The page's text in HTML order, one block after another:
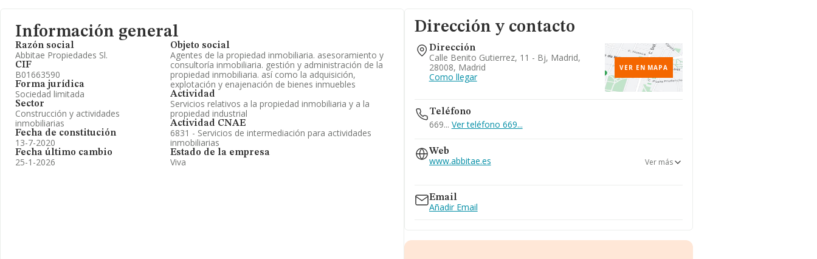
Información general
Razón social
Abbitae Propiedades Sl.
CIF
B01663590
Forma jurídica
Sociedad limitada
Sector
Construcción y actividades
inmobiliarias
Fecha de constitución
13-7-2020
Fecha último cambio
25-1-2026
Objeto social
Agentes de la propiedad inmobiliaria. asesoramiento y
consultoría inmobiliaria. gestión y administración de la
propiedad inmobiliaria. así como la adquisición,
explotación y enajenación de bienes inmuebles
Actividad
Servicios relativos a la propiedad inmobiliaria y a la
propiedad industrial
Actividad CNAE
6831 - Servicios de intermediación para actividades
inmobiliarias
Estado de la empresa
Viva
Dirección y contacto
Dirección
Calle Benito Gutierrez, 11 - Bj, Madrid,
28008, Madrid
Como llegar
VER EN MAPA
Teléfono
669... Ver teléfono 669...
Web
www.abbitae.es Ver más
Email
Añadir Email